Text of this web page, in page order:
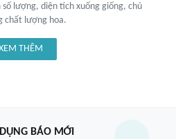
số lượng, diện tích xuống giống, chú
chất lượng hoa.
THÊM
BÁO MỚI